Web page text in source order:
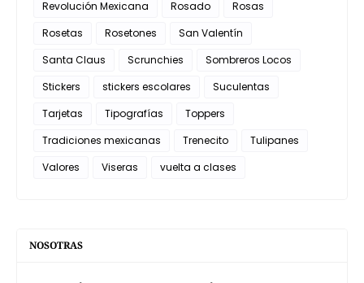
Revolución Mexicana
Rosado
Rosas
Rosetas
Rosetones
San Valentín
Santa Claus
Scrunchies
Sombreros Locos
Stickers
stickers escolares
Suculentas
Tarjetas
Tipografías
Toppers
Tradiciones mexicanas
Trenecito
Tulipanes
Valores
Viseras vuelta a clases
NOSOTRAS